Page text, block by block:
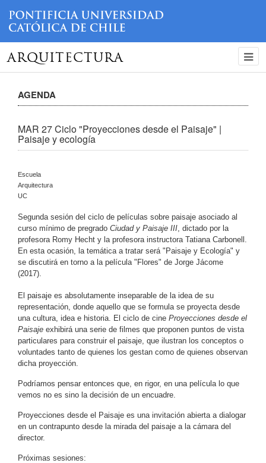
ARQUITECTURA
AGENDA
MAR 27 Ciclo "Proyecciones desde el Paisaje" |
Paisaje y ecología
Escuela
Arquitectura
UC
Segunda sesión del ciclo de películas sobre paisaje asociado al
curso mínimo de pregrado Ciudad y Paisaje III , dictado por la
profesora Romy Hecht y la profesora instructora Tatiana Carbonell.
En esta ocasión, la temática a tratar será "Paisaje y Ecología" y
se discutirá en torno a la película "Flores" de Jorge Jácome
(2017).
El paisaje es absolutamente inseparable de la idea de su
representación, donde aquello que se formula se proyecta desde
una cultura, idea e historia. El ciclo de cine Proyecciones desde el
Paisaje exhibirá una serie de filmes que proponen puntos de vista
particulares para construir el paisaje, que ilustran los conceptos o
voluntades tanto de quienes los gestan como de quienes observan
dicha proyección.
Podríamos pensar entonces que, en rigor, en una película lo que
vemos no es sino la decisión de un encuadre.
Proyecciones desde el Paisaje es una invitación abierta a dialogar
en un contrapunto desde la mirada del paisaje a la cámara del
director.
Próximas sesiones: